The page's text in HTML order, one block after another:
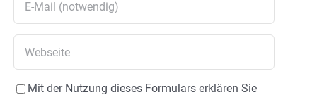
Mit der Nutzung dieses Formulars erklären Sie